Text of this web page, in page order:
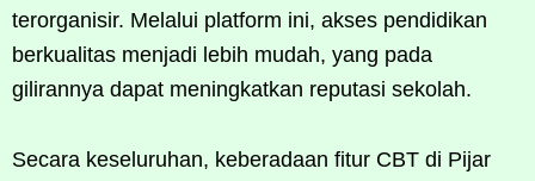
terorganisir. Melalui platform ini, akses pendidikan
berkualitas menjadi lebih mudah, yang pada
gilirannya dapat meningkatkan reputasi sekolah.
Secara keseluruhan, keberadaan fitur CBT di Pijar